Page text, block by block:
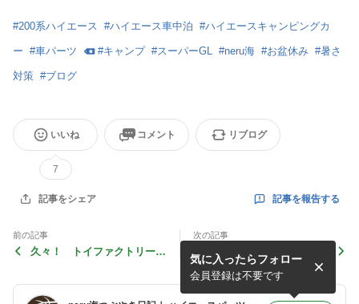
#200系ハイエース #ハイエース車中泊 #ハイエースキャンピングカ
ー #車パーツ #キャンプ #スーパーGL #neru海 #お盆休み #暑さ
対策 #ブログ
いいね
7
コメント リブログ
記事をシェア 記事を報告する
前の記事
久々！ トイファクトリーさ
次の記事
ハイエース 蚊帳（かや）ネ
ットですが・・・
気に入ったらフォロー
会員登録は不要です